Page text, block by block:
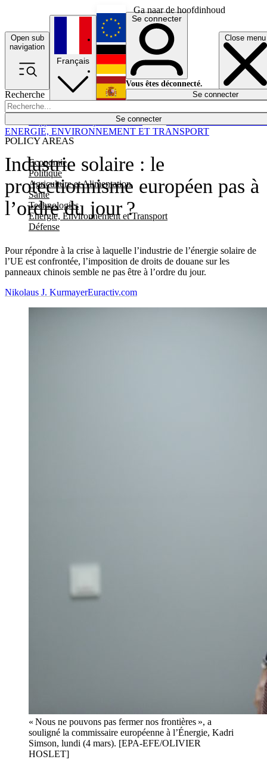
Ga naar de hoofdinhoud
Open sub
navigation
Close menu
Recherche
Se connecter
POLICY AREAS
Economie
Politique
Agriculture et Alimentation
Santé
Technologies
Energie, Environnement et Transport
Défense
Économie
Français
English
Deutsch
Español
Se connecter
Vous êtes déconnecté.
Se connecter
Industrie solaire : le
protectionnisme européen pas à
l’ordre du jour ?
Pour répondre à la crise à laquelle l’industrie de l’énergie solaire de
l’UE est confrontée, l’imposition de droits de douane sur les
panneaux chinois semble ne pas être à l’ordre du jour.
ENERGIE, ENVIRONNEMENT ET TRANSPORT
Nikolaus J. KurmayerEuractiv.com
« Nous ne pouvons pas fermer nos frontières », a
souligné la commissaire européenne à l’Énergie, Kadri
Simson, lundi (4 mars). [EPA-EFE/OLIVIER
HOSLET]